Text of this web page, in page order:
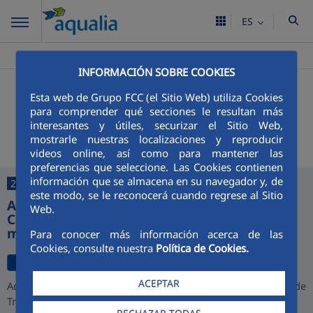
INFORMACIÓN SOBRE COOKIES
Esta web de Grupo FCC (el Sitio Web) utiliza Cookies
para comprender qué secciones le resultan más
interesantes y útiles, securizar el Sitio Web,
mostrarle nuestras localizaciones y reproducir
videos online, así como para mantener las
preferencias que seleccione. Las Cookies contienen
información que se almacena en su navegador y, de
este modo, se le reconocerá cuando regrese al Sitio
Web.
Para conocer más información acerca de las
Cookies, consulte nuestra Política de Cookies.
ACEPTAR
ES
Aqualia ES
Últimas noticias
27/07/2026
Aqualia desarrollará la depuradora de
Cajamarca y alcanza una cartera de 1.000
millones de euros en Perú
Aqualia ha resultado adjudicataria del proyecto de la Planta de
Tratamiento de Aguas Residuales (PTAR) de Cajamarca,